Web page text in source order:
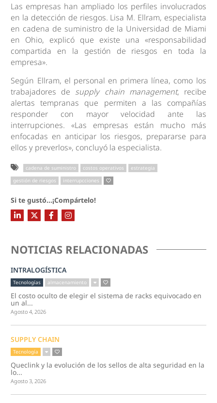
Las empresas han ampliado los perfiles involucrados
en la detección de riesgos. Lisa M. Ellram, especialista
en cadena de suministro de la Universidad de Miami
en Ohio, explicó que existe una «responsabilidad
compartida en la gestión de riesgos en toda la
empresa».
Según Ellram, el personal en primera línea, como los
trabajadores de supply chain management, recibe
alertas tempranas que permiten a las compañías
responder con mayor velocidad ante las
interrupciones. «Las empresas están mucho más
enfocadas en anticipar los riesgos, prepararse para
ellos y preverlos», concluyó la especialista.
cadena de suministro costos operativos
estrategia
gestión de riesgos
interrupcciones
Si te gustó...¡Compártelo!
NOTICIAS RELACIONADAS
INTRALOGÍSTICA
Tecnologías almacenamiento
El costo oculto de elegir el sistema de racks equivocado en
un al...
Agosto 4, 2026
SUPPLY CHAIN
Tecnología
Queclink y la evolución de los sellos de alta seguridad en la
lo...
Agosto 3, 2026